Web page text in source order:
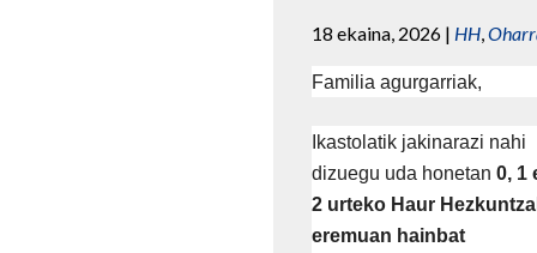
18 ekaina, 2026 | HH,
Familia agurgarriak,
Ikastolatik jakinarazi nahi
dizuegu uda honetan 0, 1
2 urteko Haur
eremuan hainbat